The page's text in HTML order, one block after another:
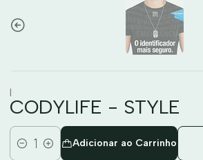
|
CODYLIFE - STYLE
Quantidade
Adicionar ao Carrinho